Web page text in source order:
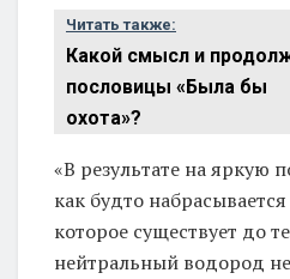
Читать также:
Какой смысл и
пословицы «Была бы
охота»?
«В результате на яркую
как будто
которое существует до
нейтральный водород